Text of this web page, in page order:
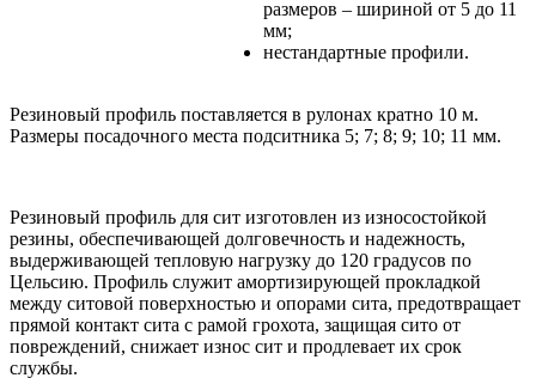
размеров – шириной от 5 до 11
мм;
нестандартные профили.
Резиновый профиль поставляется в рулонах кратно 10 м.
Размеры посадочного места подситника 5; 7; 8; 9; 10; 11 мм.
Резиновый профиль для сит изготовлен из износостойкой
резины, обеспечивающей долговечность и надежность,
выдерживающей тепловую нагрузку до 120 градусов по
Цельсию. Профиль служит амортизирующей прокладкой
между ситовой поверхностью и опорами сита, предотвращает
прямой контакт сита с рамой грохота, защищая сито от
повреждений, снижает износ сит и продлевает их срок
службы.